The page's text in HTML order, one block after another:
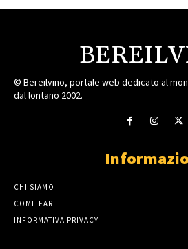
© Bereilvino, portale web dedicato al
dal lontano 2002.
CHI SIAMO
COME FARE
INFORMATIVA PRIVACY